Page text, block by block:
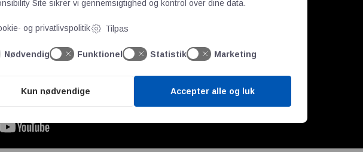
Site sikrer vi gennemsigtighed og kontrol over dine data.
og privatlivspolitik Tilpas
Nødvendig Funktionel Statistik Marketing
Kun nødvendige Accepter alle og luk